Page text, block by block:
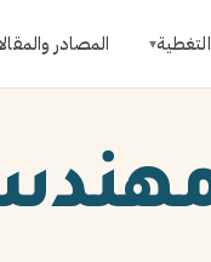
▾ المصادر